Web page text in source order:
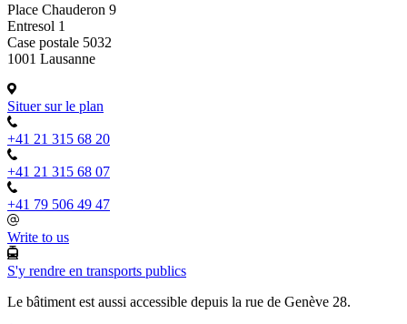
Place Chauderon 9
Entresol 1
Case postale 5032
1001 Lausanne
Situer sur le plan
+41 21 315 68 20
+41 21 315 68 07
+41 79 506 49 47
Write to us
S'y rendre en transports publics
Le bâtiment est aussi accessible depuis la rue de Genève 28.